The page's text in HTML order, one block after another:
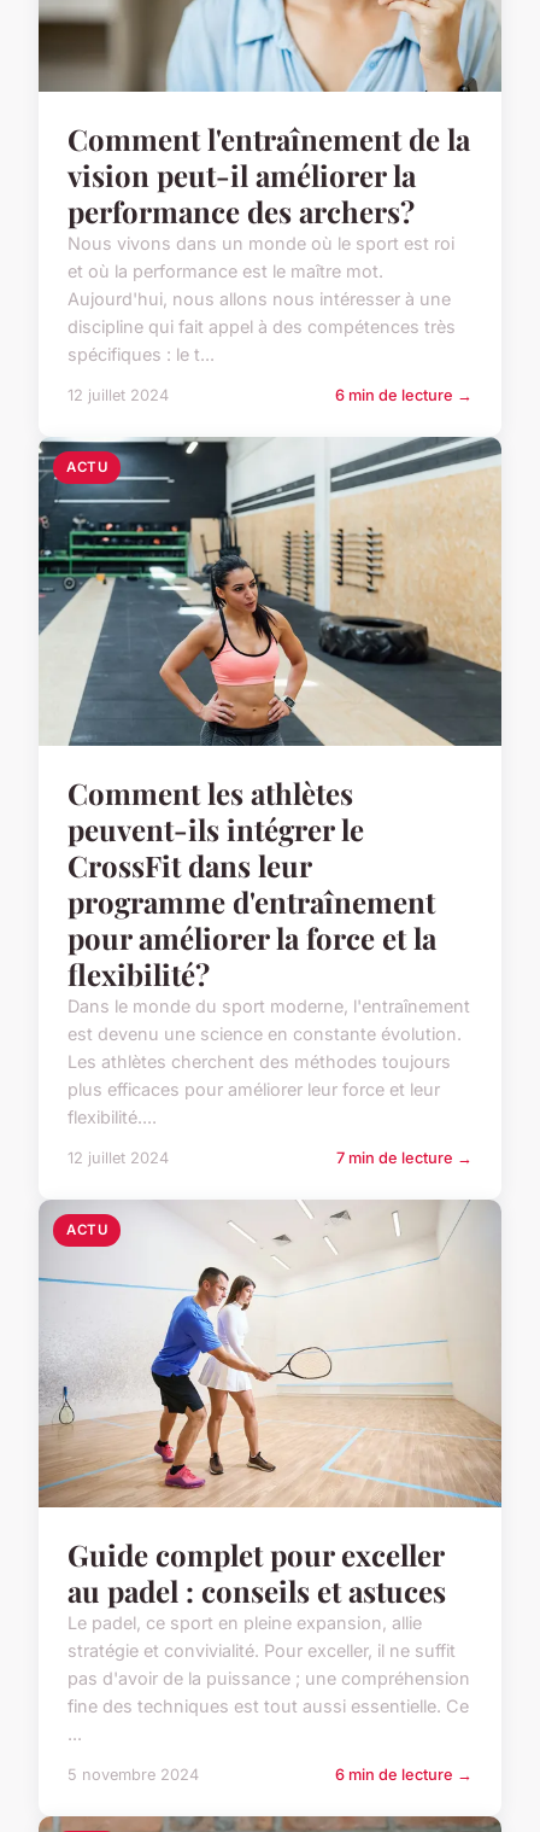
Comment l'entraînement de la
vision peut-il améliorer la
performance des archers?
Nous vivons dans un monde où le sport est roi
et où la performance est le maître mot.
Aujourd'hui, nous allons nous intéresser à une
discipline qui fait appel à des compétences très
spécifiques : le t...
12 juillet 2024 6 min de lecture →
ACTU
Comment les athlètes
peuvent-ils intégrer le
CrossFit dans leur
programme d'entraînement
pour améliorer la force et la
flexibilité?
Dans le monde du sport moderne, l'entraînement
est devenu une science en constante évolution.
Les athlètes cherchent des méthodes toujours
plus efficaces pour améliorer leur force et leur
flexibilité....
12 juillet 2024 7 min de lecture →
ACTU
Guide complet pour exceller
au padel : conseils et astuces
Le padel, ce sport en pleine expansion, allie
stratégie et convivialité. Pour exceller, il ne suffit
pas d'avoir de la puissance ; une compréhension
fine des techniques est tout aussi essentielle. Ce
...
5 novembre 2024 6 min de lecture →